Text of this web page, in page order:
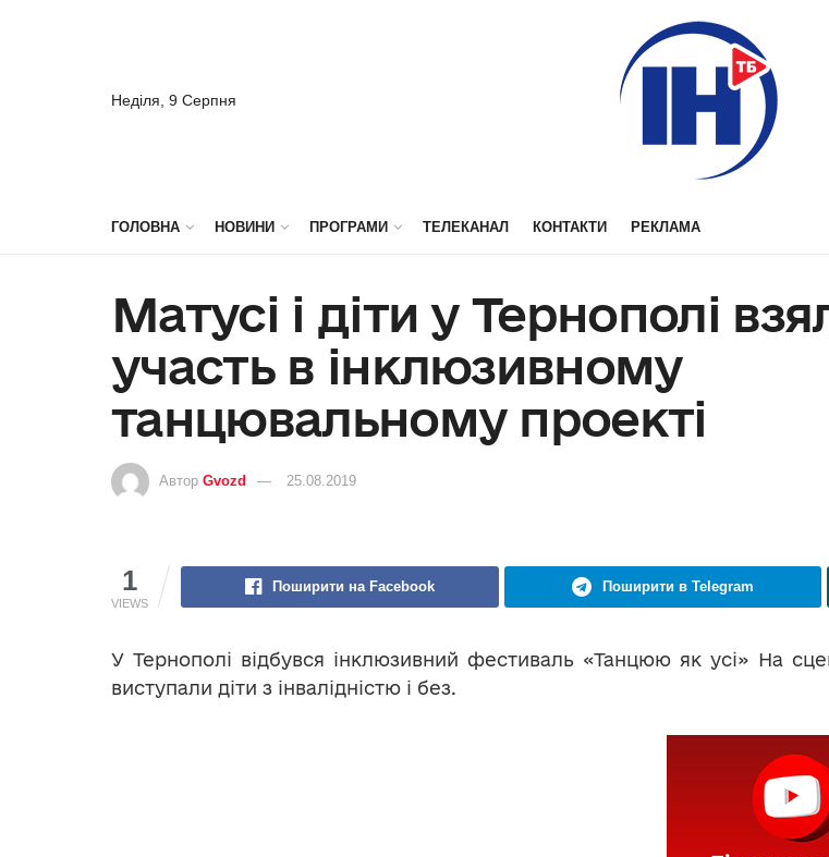
Неділя, 9 Серпня
ГОЛОВНА НОВИНИ ПРОГРАМИ ТЕЛЕКАНАЛ КОНТАКТИ РЕКЛАМА
Матусі і діти у Тернополі
участь в інклюзивному
танцювальному проекті
Автор Gvozd 25.08.2019
1
VIEWS
Поширити на Facebook Поширити в Telegram
У Тернополі відбувся інклюзивний фестиваль «Танцюю як усі» На
виступали діти з інвалідністю і без.